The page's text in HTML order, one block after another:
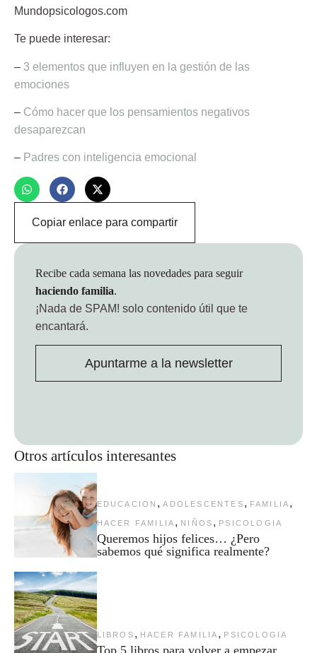
Mundopsicologos.com
Te puede interesar:
– 3 elementos que influyen en la gestión de las
emociones
– Cómo hacer que los pensamientos negativos
desaparezcan
– Padres con inteligencia emocional
Copiar enlace para compartir
Otros artículos interesantes
EDUCACION , ADOLESCENTES , FAMILIA ,
HACER FAMILIA , NIÑOS , PSICOLOGIA
Queremos hijos felices… ¿Pero
sabemos qué significa realmente?
LIBROS , HACER FAMILIA , PSICOLOGIA
Recibe cada semana las novedades para seguir
haciendo familia.
¡Nada de SPAM! solo contenido útil que te
encantará.
Apuntarme a la newsletter